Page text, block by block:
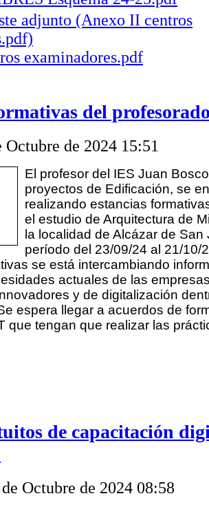
examinadores.pdf
del
Octubre de 2024 15:51
El profesor del IES Juan
proyectos de Edificación, se
realizando estancias
el estudio de Arquitectura de
la localidad de Alcázar de San
período del 23/09/24 al 21/10/
se está intercambiando
actuales de las
y de digitalización
espera llegar a acuerdos de
que tengan que realizar las
de capacitación
Octubre de 2024 08:58